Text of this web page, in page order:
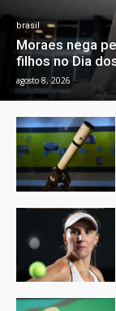
brasil
Moraes nega
filhos no Dia
agosto 8, 2026